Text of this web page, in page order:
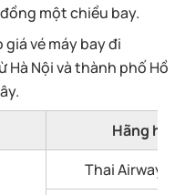
một chiều bay.
vé máy bay đi
Nội và thành phố Hồ
Hãng
Thai Airways